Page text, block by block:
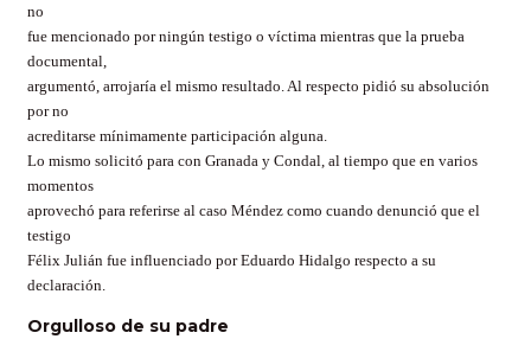
no
fue mencionado por ningún testigo o víctima mientras que la prueba
documental,
argumentó, arrojaría el mismo resultado. Al respecto pidió su absolución
por no
acreditarse mínimamente participación alguna.
Lo mismo solicitó para con Granada y Condal, al tiempo que en varios
momentos
aprovechó para referirse al caso Méndez como cuando denunció que el
testigo
Félix Julián fue influenciado por Eduardo Hidalgo respecto a su
declaración.
Orgulloso de su padre